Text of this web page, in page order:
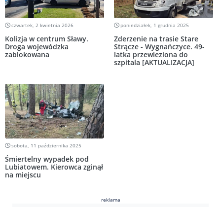
czwartek, 2 kwietnia 2026
Kolizja w centrum Sławy.
Droga wojewódzka
zablokowana
poniedziałek, 1 grudnia 2025
Zderzenie na trasie Stare
Strącze - Wygnańczyce. 49-
latka przewieziona do
szpitala [AKTUALIZACJA]
sobota, 11 października 2025
Śmiertelny wypadek pod
Lubiatowem. Kierowca zginął
na miejscu
reklama